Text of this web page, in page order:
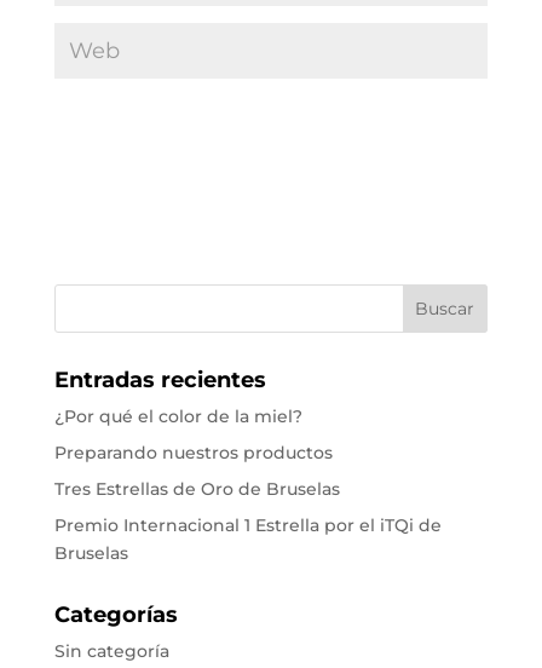
Entradas recientes
¿Por qué el color de la miel?
Preparando nuestros productos
Tres Estrellas de Oro de Bruselas
Premio Internacional 1 Estrella por el iTQi de
Bruselas
Categorías
Sin categoría